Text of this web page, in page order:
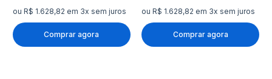
ou R$ 1.628,82 em 3x sem juros
Comprar agora
ou R$ 1.628,82 em 3x sem juros
Comprar agora